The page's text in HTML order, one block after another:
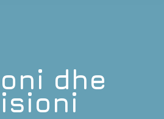
dhe
You are here: